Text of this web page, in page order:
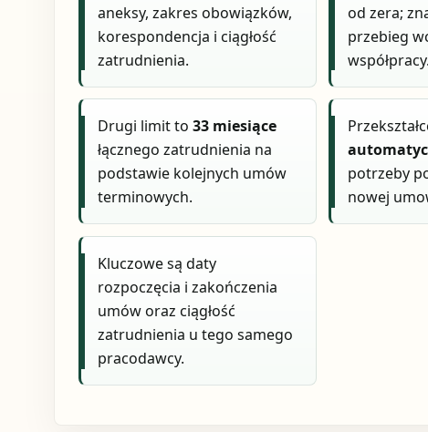
aneksy, zakres obowiązków,
korespondencja i ciągłość
zatrudnienia.
od zera;
przebieg
współpracy.
Drugi limit to33 miesiące
łącznego zatrudnienia na
podstawie kolejnych umów
terminowych.
potrzeby
nowej
Kluczowe są daty
rozpoczęcia i zakończenia
umów oraz ciągłość
zatrudnienia u tego samego
pracodawcy.